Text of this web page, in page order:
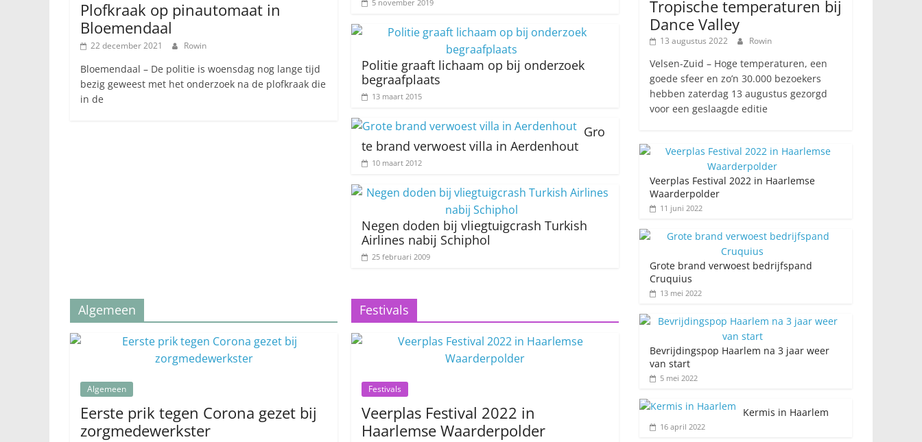
Plofkraak op pinautomaat in
Bloemendaal
22 december 2021 Rowin
Bloemendaal – De politie is woensdag nog lange tijd
bezig geweest met het onderzoek na de plofkraak die
in de
5 november 2019
Politie graaft lichaam op bij onderzoek
begraafplaats
13 maart 2015
Gro
te brand verwoest villa in Aerdenhout
10 maart 2012
Negen doden bij vliegtuigcrash Turkish
Airlines nabij Schiphol
25 februari 2009
Algemeen
Algemeen
Eerste prik tegen Corona gezet bij
zorgmedewerkster
Festivals
Festivals
Veerplas Festival 2022 in
Haarlemse Waarderpolder
Tropische temperaturen bij
Dance Valley
13 augustus 2022 Rowin
Velsen-Zuid – Hoge temperaturen, een
goede sfeer en zo’n 30.000 bezoekers
hebben zaterdag 13 augustus gezorgd
voor een geslaagde editie
Veerplas Festival 2022 in Haarlemse
Waarderpolder
11 juni 2022
Grote brand verwoest bedrijfspand
Cruquius
13 mei 2022
Bevrijdingspop Haarlem na 3 jaar weer
van start
5 mei 2022
Kermis in Haarlem
16 april 2022